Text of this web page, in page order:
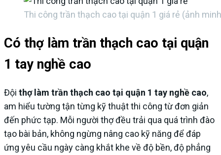
Thi công trần thạch cao tại quận 1 giá rẻ (ảnh
Có thợ làm trần thạch cao tại quận
1 tay nghề cao
Đội thợ làm trần thạch cao tại quận 1 tay nghề cao,
am hiểu tường tận từng kỹ thuật thi công từ đơn giản
đến phức tạp. Mỗi người thợ đều trải qua quá trình đào
tạo bài bản, không ngừng nâng cao kỹ năng để đáp
ứng yêu cầu ngày càng khắt khe về độ bền, độ phẳng